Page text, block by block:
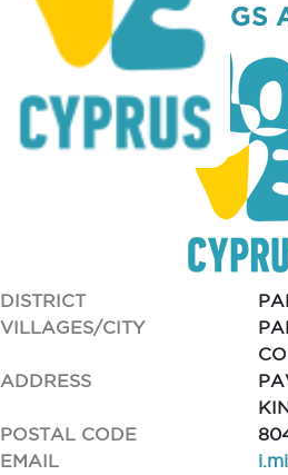
TGI FRIDAYS KINGS
DISTRICT
VILLAGES/CITY
ADDRESS
POSTAL CODE
EMAIL